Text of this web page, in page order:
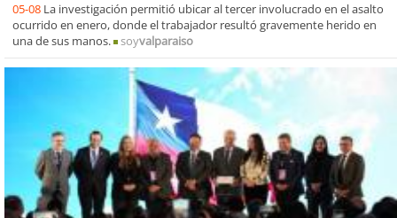
05-08 La investigación permitió ubicar al tercer involucrado en el asalto
ocurrido en enero, donde el trabajador resultó gravemente herido en
una de sus manos.
soyvalparaiso